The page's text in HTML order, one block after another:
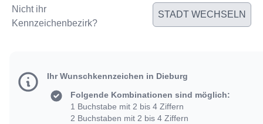
Nicht ihr
Kennzeichenbezirk?
STADT WECHSELN
Ihr Wunschkennzeichen in Dieburg
Folgende Kombinationen sind möglich:
1 Buchstabe mit 2 bis 4 Ziffern
2 Buchstaben mit 2 bis 4 Ziffern